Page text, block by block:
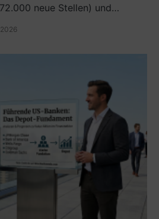
neue Stellen) und…